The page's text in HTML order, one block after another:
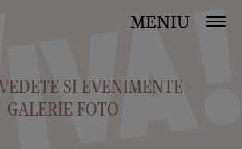
MENIU
SI EVENIMENTE >
GALERIE FOTO